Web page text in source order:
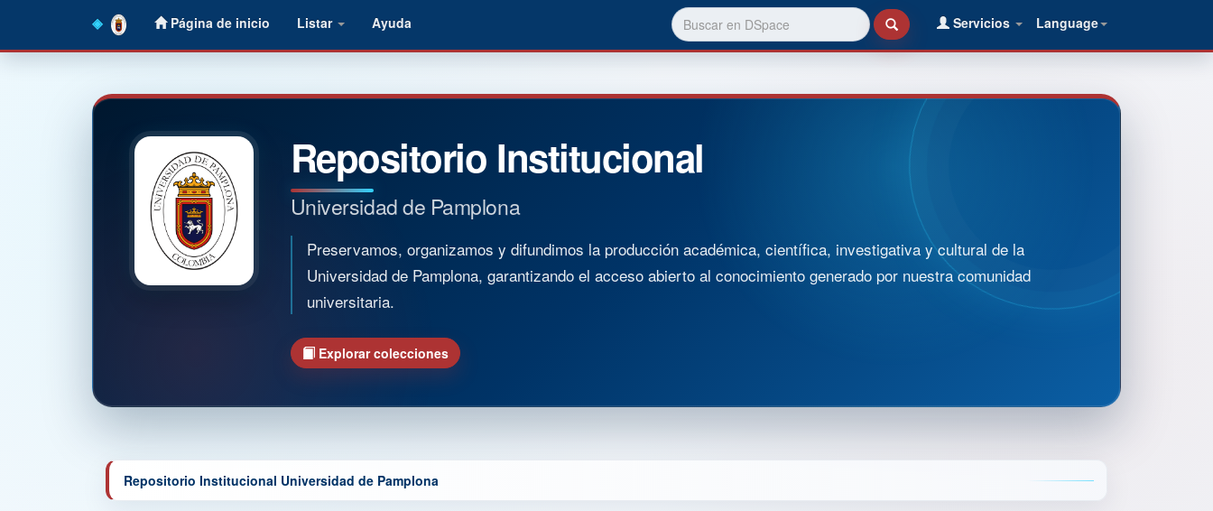
Página de inicio Listar Ayuda Language
Servicios
Repositorio Institucional
Universidad de Pamplona
Preservamos, organizamos y difundimos la producción académica, científica, investigativa y cultural de la
Universidad de Pamplona, garantizando el acceso abierto al conocimiento generado por nuestra comunidad
universitaria.
Explorar colecciones
Repositorio Institucional Universidad de Pamplona